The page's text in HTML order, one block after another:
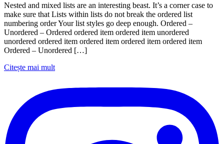
Nested and mixed lists are an interesting beast. It’s a corner case to
make sure that Lists within lists do not break the ordered list
numbering order Your list styles go deep enough. Ordered –
Unordered – Ordered ordered item ordered item unordered
unordered ordered item ordered item ordered item ordered item
Ordered – Unordered […]
Citește mai mult